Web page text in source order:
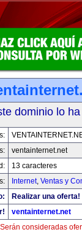
dominio lo
ventainternet.net
13 caracteres
Internet, Ventas y
Realizar una oferta!
ventainternet.net
Serán consideradas